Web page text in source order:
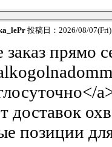
投稿日：2026/08/
прямо
доставок
позиции